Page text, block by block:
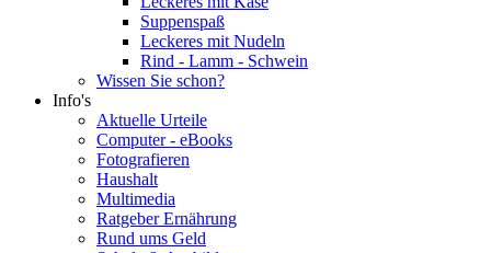
Suppenspaß
Leckeres mit Nudeln
Rind - Lamm - Schwein
Wissen Sie schon?
Info's
Aktuelle Urteile
Computer - eBooks
Fotografieren
Haushalt
Multimedia
Ratgeber Ernährung
Rund ums Geld